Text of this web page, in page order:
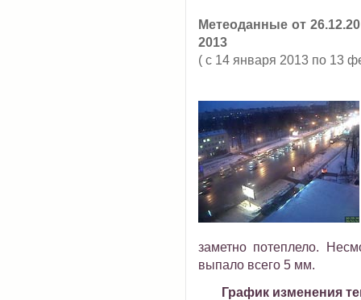
Метеоданные от
2013
( с 14 января 2013 по 13
заметно потеплело.
выпало всего 5 мм.
График изменения